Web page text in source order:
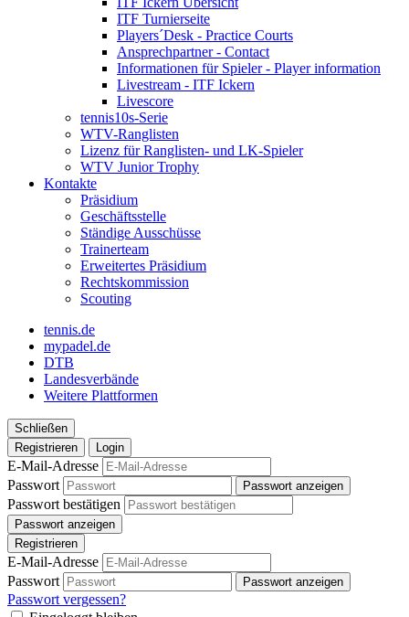
ITF Turnierseite
Players´Desk - Practice Courts
Ansprechpartner - Contact
Informationen für Spieler - Player information
Livestream - ITF Ickern
Livescore
tennis10s-Serie
WTV-Ranglisten
Lizenz für Ranglisten- und LK-Spieler
WTV Junior Trophy
Kontakte
Präsidium
Geschäftsstelle
Ständige Ausschüsse
Trainerteam
Erweitertes Präsidium
Rechtskommission
Scouting
tennis.de
mypadel.de
DTB
Landesverbände
Weitere Plattformen
Schließen
Registrieren
Login
E-Mail-Adresse
Passwort
Passwort anzeigen
Passwort bestätigen
Passwort anzeigen
Registrieren
E-Mail-Adresse
Passwort
Passwort anzeigen
Passwort vergessen?